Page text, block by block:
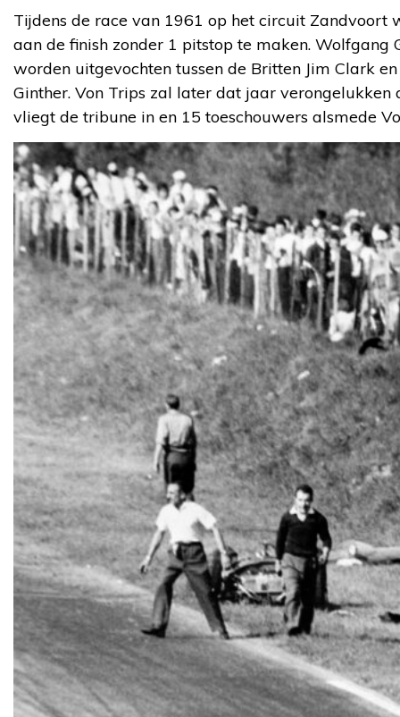
Tijdens de race van 1961 op het circuit Zandvoort
aan de finish zonder 1 pitstop te maken.
worden uitgevochten tussen de Britten Jim Clark
Ginther. Von Trips zal later dat jaar
vliegt de tribune in en 15 toeschouwers alsmede